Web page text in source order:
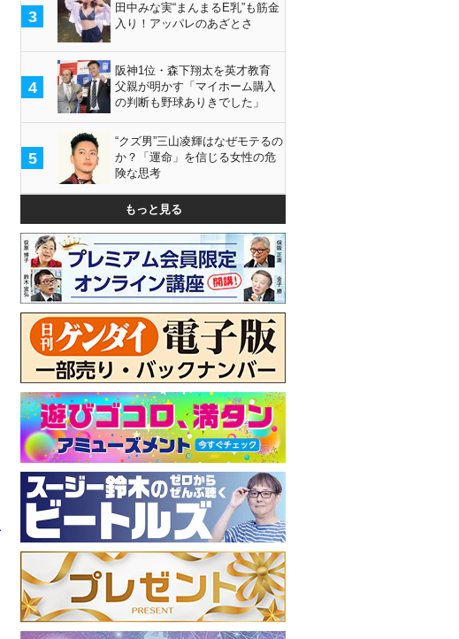
3
田中みな実“まんまるE乳”も筋金
入り！アッパレのあざとさ
4
阪神1位・森下翔太を英才教育
父親が明かす「マイホーム購入
の判断も野球ありきでした」
5
“クズ男”三山凌輝はなぜモテるの
か？「運命」を信じる女性の危
険な思考
もっと見る